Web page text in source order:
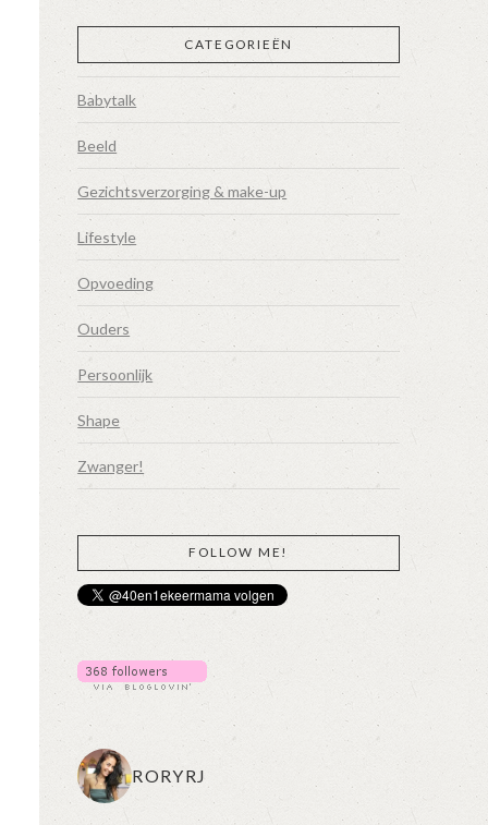
CATEGORIEËN
Babytalk
Beeld
Gezichtsverzorging & make-up
Lifestyle
Opvoeding
Ouders
Persoonlijk
Shape
Zwanger!
FOLLOW ME!
RORYRJ